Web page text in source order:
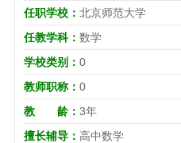
任职学校：北京师范大学
任教学科：数学
学校类别：0
教师职称：0
教 龄：3年
擅长辅导：高中数学